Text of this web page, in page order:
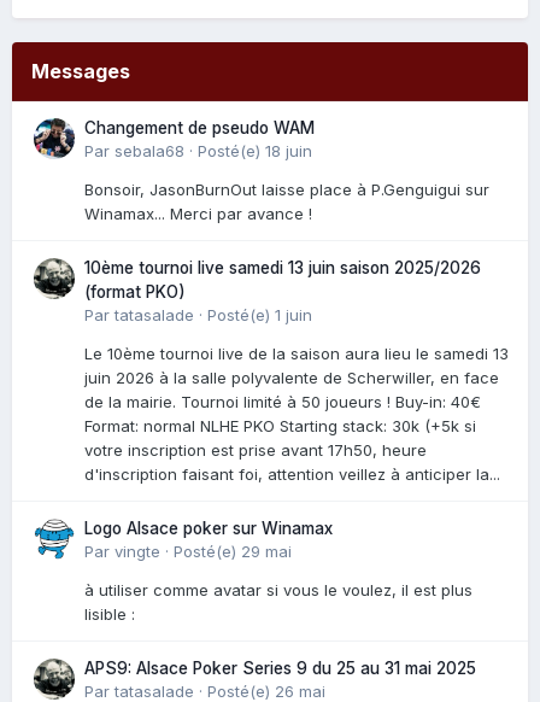
Messages
Changement de pseudo WAM
Par sebala68 · Posté(e) 18 juin
Bonsoir, JasonBurnOut laisse place à P.Genguigui sur
Winamax... Merci par avance !
10ème tournoi live samedi 13 juin saison 2025/2026
(format PKO)
Partatasalade · Posté(e) 1 juin
Le 10ème tournoi live de la saison aura lieu le samedi 13
juin 2026 à la salle polyvalente de Scherwiller, en face
de la mairie. Tournoi limité à 50 joueurs ! Buy-in: 40€
Format: normal NLHE PKO Starting stack: 30k (+5k si
votre inscription est prise avant 17h50, heure
d'inscription faisant foi, attention veillez à anticiper la...
Logo Alsace poker sur Winamax
Par vingte · Posté(e) 29 mai
à utiliser comme avatar si vous le voulez, il est plus
lisible :
APS9: Alsace Poker Series 9 du 25 au 31 mai 2025
Partatasalade · Posté(e) 26 mai